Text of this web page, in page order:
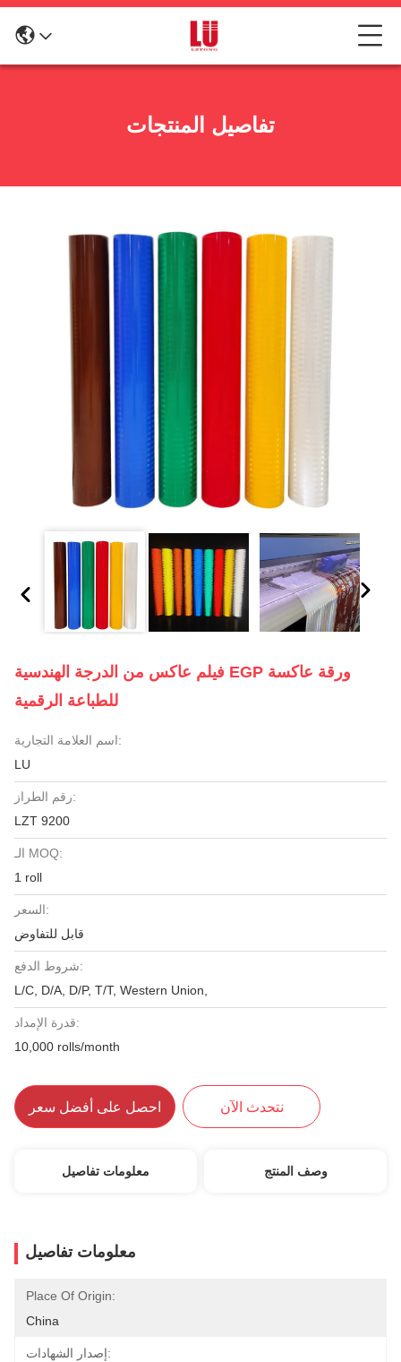
تفاصيل المنتجات
فيلم عاكس من الدرجة الهندسية EGP ورقة عاكسة
للطباعة الرقمية
اسم العلامة التجارية:
LU
رقم الطراز:
LZT 9200
الـ MOQ:
1 roll
السعر:
قابل للتفاوض
شروط الدفع:
L/C, D/A, D/P, T/T, Western Union,
قدرة الإمداد:
10,000 rolls/month
احصل على أفضل سعر نتحدث الآن
معلومات تفاصيل وصف المنتج
معلومات تفاصيل
Place Of Origin:
China
إصدار الشهادات: